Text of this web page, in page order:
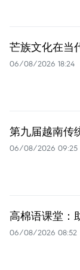
芒族文化在当
06/08/2026 18:24
第九届越南传
06/08/2026 09:25
高棉语课堂：
06/08/2026 08:52